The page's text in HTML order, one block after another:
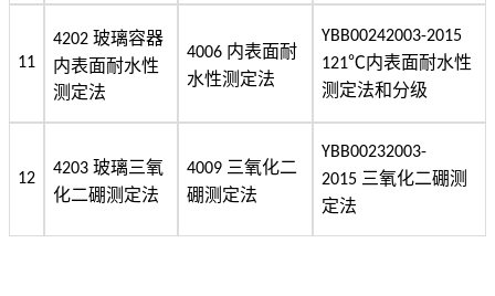
11
4202 玻璃容器
内表面耐水性
测定法
4006 内表面耐
水性测定法
YBB00242003-2015
121℃内表面耐水性
测定法和分级
12
4203 玻璃三氧
化二硼测定法
4009 三氧化二
硼测定法
YBB00232003-
2015 三氧化二硼测
定法